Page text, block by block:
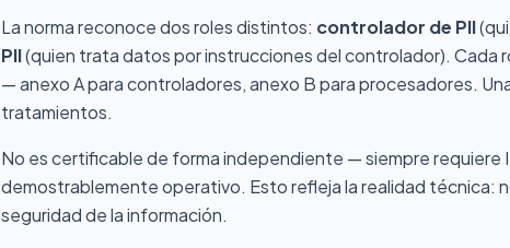
La norma reconoce dos roles distintos: controlador de PII
PII(quien trata datos por instrucciones del controlador).
— anexo A para controladores, anexo B para procesadores.
tratamientos.
No es certificable de forma independiente — siempre requiere
demostrablemente operativo. Esto refleja la realidad técnica:
seguridad de la información.